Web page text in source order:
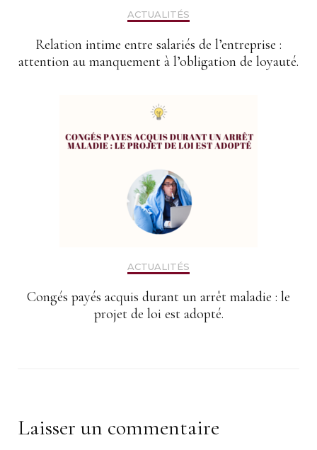
ACTUALITÉS
Relation intime entre salariés de l’entreprise :
attention au manquement à l’obligation de loyauté.
ACTUALITÉS
Congés payés acquis durant un arrêt maladie : le
projet de loi est adopté.
Laisser un commentaire